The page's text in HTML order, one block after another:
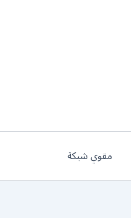
مقوي شبكة